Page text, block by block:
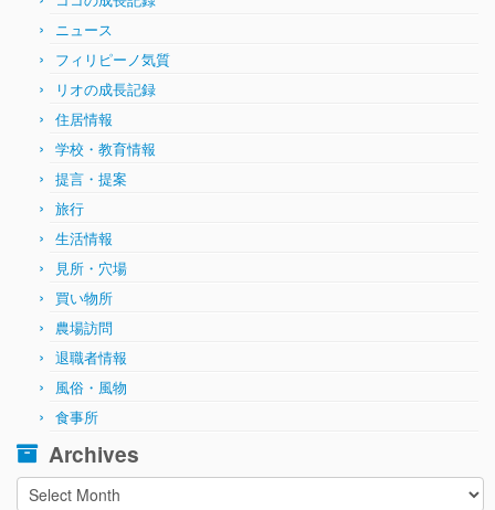
ニュース
フィリピーノ気質
リオの成長記録
住居情報
学校・教育情報
提言・提案
旅行
生活情報
見所・穴場
買い物所
農場訪問
退職者情報
風俗・風物
食事所
Archives
Archives